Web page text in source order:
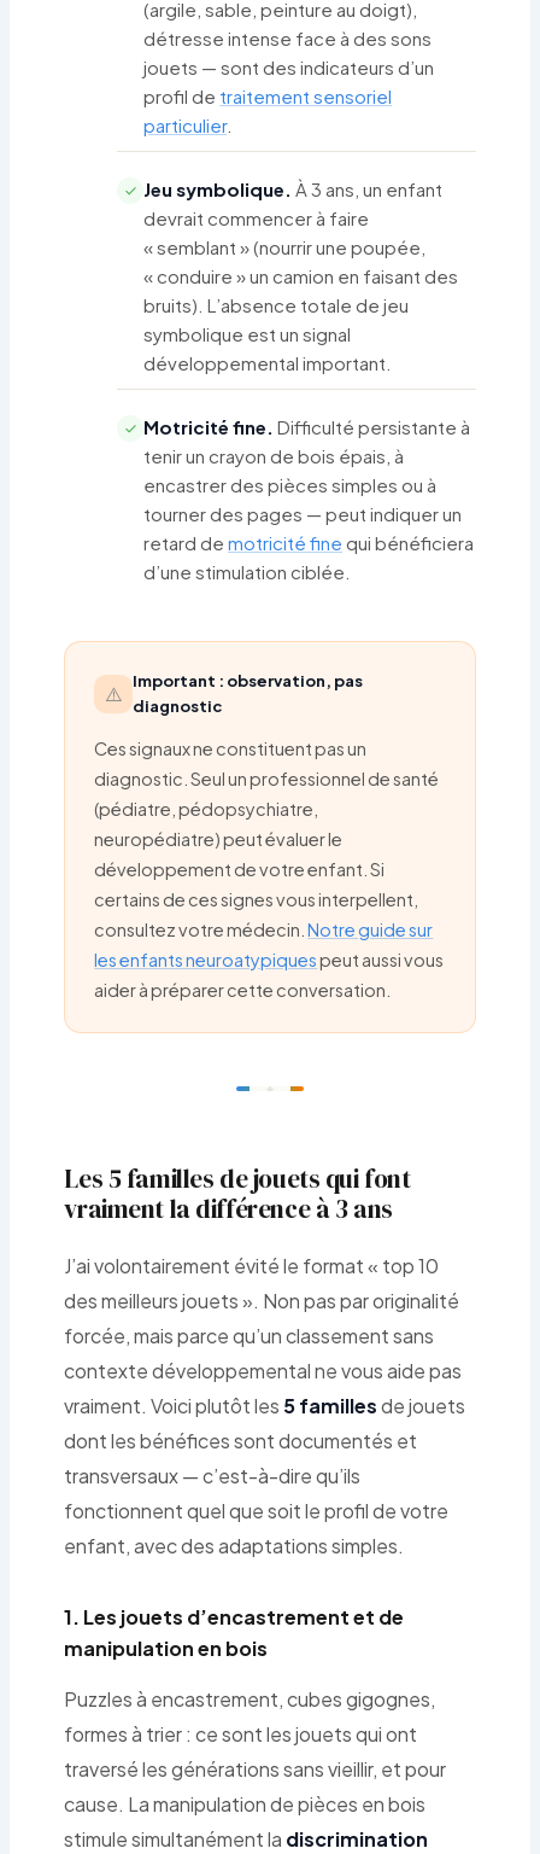
(argile, sable, peinture au doigt),
détresse intense face à des sons
jouets — sont des indicateurs d’un
profil de traitement sensoriel
particulier.
Jeu symbolique. À 3 ans, un enfant
devrait commencer à faire
« semblant » (nourrir une poupée,
« conduire » un camion en faisant des
bruits). L’absence totale de jeu
symbolique est un signal
développemental important.
Motricité fine. Difficulté persistante à
tenir un crayon de bois épais, à
encastrer des pièces simples ou à
tourner des pages — peut indiquer un
retard demotricité fine qui bénéficiera
d’une stimulation ciblée.
⚠️
Important : observation, pas
diagnostic
Ces signaux ne constituent pas un
diagnostic. Seul un professionnel de santé
(pédiatre, pédopsychiatre,
neuropédiatre) peut évaluer le
développement de votre enfant. Si
certains de ces signes vous interpellent,
consultez votre médecin.Notre guide sur
les enfants neuroatypiquespeut aussi vous
aider à préparer cette conversation.
Les 5 familles de jouets qui font
vraiment la différence à 3 ans
J’ai volontairement évité le format « top 10
des meilleurs jouets ». Non pas par originalité
forcée, mais parce qu’un classement sans
contexte développemental ne vous aide pas
vraiment. Voici plutôt les 5 famillesde jouets
dont les bénéfices sont documentés et
transversaux — c’est-à-dire qu’ils
fonctionnent quel que soit le profil de votre
enfant, avec des adaptations simples.
1. Les jouets d’encastrement et de
manipulation en bois
Puzzles à encastrement, cubes gigognes,
formes à trier : ce sont les jouets qui ont
traversé les générations sans vieillir, et pour
cause. La manipulation de pièces en bois
stimule simultanément la discrimination